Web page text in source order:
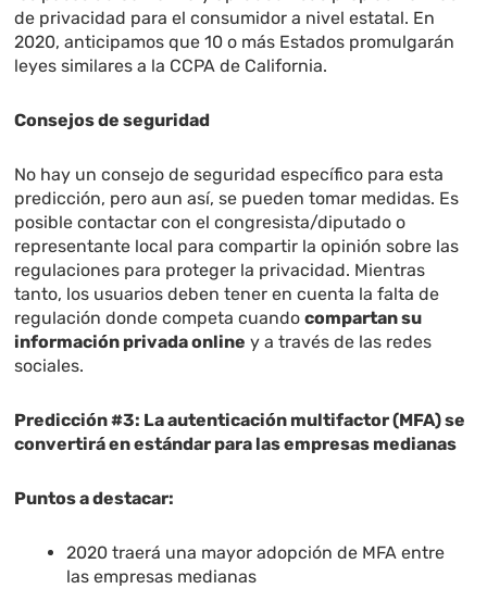
de privacidad para el consumidor a nivel estatal. En
2020, anticipamos que 10 o más Estados promulgarán
leyes similares a la CCPA de California.
Consejos de seguridad
No hay un consejo de seguridad específico para esta
predicción, pero aun así, se pueden tomar medidas. Es
posible contactar con el congresista/diputado o
representante local para compartir la opinión sobre las
regulaciones para proteger la privacidad. Mientras
tanto, los usuarios deben tener en cuenta la falta de
regulación donde competa cuandocompartan su
información privada online y a través de las redes
sociales.
Predicción #3: La autenticación multifactor (MFA) se
convertirá en estándar para las empresas medianas
Puntos a destacar:
2020 traerá una mayor adopción de MFA entre
las empresas medianas